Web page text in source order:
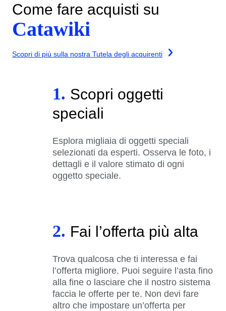
Come fare acquisti su
Catawiki
Scopri di più sulla nostra Tutela degli acquirenti
1. Scopri oggetti
speciali
Esplora migliaia di oggetti speciali
selezionati da esperti. Osserva le foto, i
dettagli e il valore stimato di ogni
oggetto speciale.
2. Fai l’offerta più alta
Trova qualcosa che ti interessa e fai
l’offerta migliore. Puoi seguire l’asta fino
alla fine o lasciare che il nostro sistema
faccia le offerte per te. Non devi fare
altro che impostare un’offerta per